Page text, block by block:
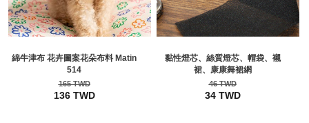
綿牛津布 花卉圖案花朵布料 Matin
514
165 TWD
136 TWD
黏性燈芯、絲質燈芯、帽袋、襯
裙、康康舞裙網
46 TWD
34 TWD